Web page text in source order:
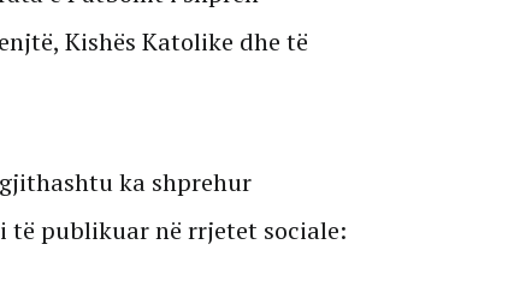
Kishës Katolike dhe të
ka shprehur
të publikuar në rrjetet sociale: